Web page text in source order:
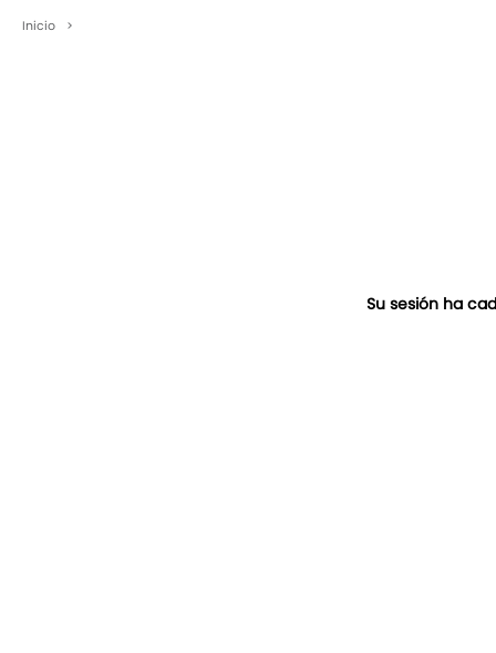
Inicio >
Su sesión ha